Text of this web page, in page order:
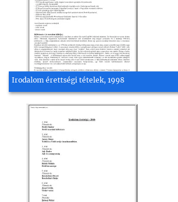
Irodalom érettségi tételek, 1998